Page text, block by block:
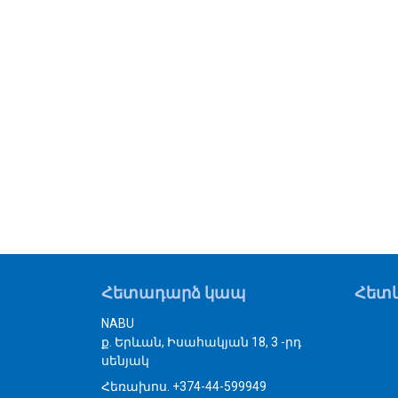
Հետադարձ կապ
NABU
ք. Երևան, Իսահակյան 18, 3 -րդ
սենյակ
Հեռախոս. +374-44-599949